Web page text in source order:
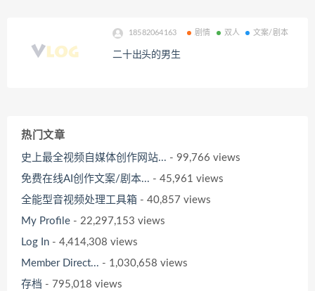
18582064163 剧情 双人 文案/剧本
二十出头的男生
热门文章
史上最全视频自媒体创作网站... - 99,766 views
免费在线AI创作文案/剧本... - 45,961 views
全能型音视频处理工具箱 - 40,857 views
My Profile - 22,297,153 views
Log In - 4,414,308 views
Member Direct... - 1,030,658 views
存档 - 795,018 views